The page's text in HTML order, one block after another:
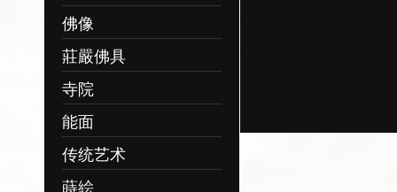
佛像
莊嚴佛具
寺院
能面
传统艺术
蒔絵